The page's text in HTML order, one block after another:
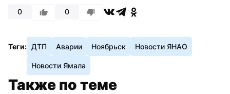
0 0
Теги: ДТП Аварии Ноябрьск Новости ЯНАО
Новости Ямала
Также по теме